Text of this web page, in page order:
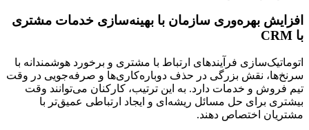
افزایش بهره‌وری سازمان با بهینه‌سازی خدمات مشتری
با CRM
اتوماتیک‌سازی فرآیندهای ارتباط با مشتری و برخورد هوشمندانه با
سرنخ‌ها، نقش بزرگی در حذف دوباره‌کاری‌ها و صرفه‌جویی در وقت
تیم فروش و خدمات دارد. به این ترتیب، کارکنان می‌توانند وقت
بیشتری برای حل مسائل ریشه‌ای و ایجاد ارتباطی عمیق‌تر با
مشتریان اختصاص دهند.